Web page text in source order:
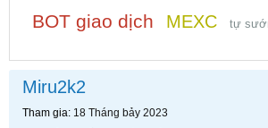
BOT giao dịch MEXC tự
Miru2k2
Tham gia 18 Tháng bảy 2023